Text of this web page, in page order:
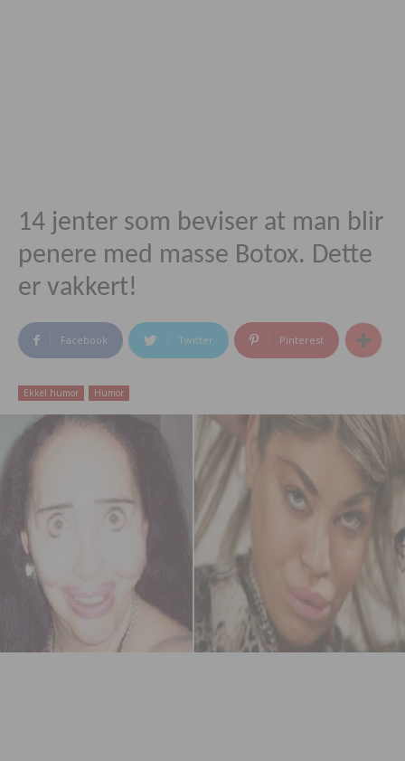
14 jenter som beviser at man blir
penere med masse Botox. Dette
er vakkert!
Facebook Twitter Pinterest
Ekkel humor Humor